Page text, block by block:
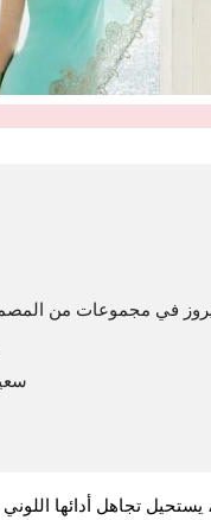
في مجموعات من
تجاهل أدائها